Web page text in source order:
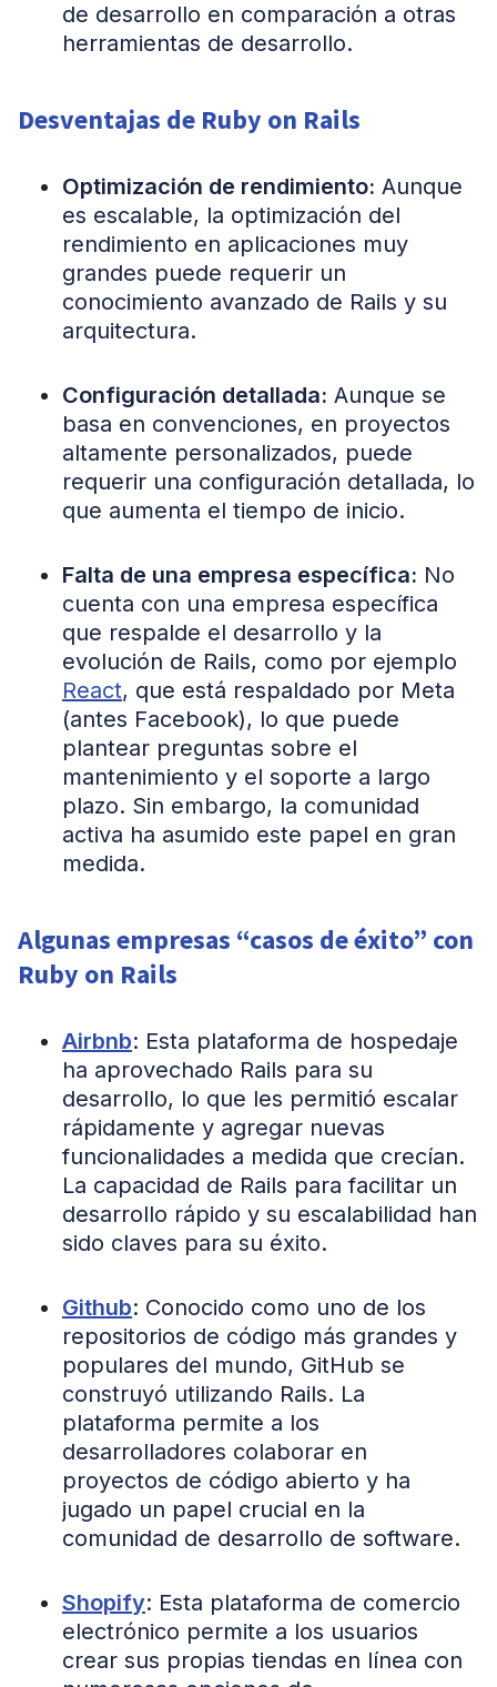
de desarrollo en comparación a otras
herramientas de desarrollo.
Desventajas de Ruby on Rails
Optimización de rendimiento: Aunque
es escalable, la optimización del
rendimiento en aplicaciones muy
grandes puede requerir un
conocimiento avanzado de Rails y su
arquitectura.
Configuración detallada: Aunque se
basa en convenciones, en proyectos
altamente personalizados, puede
requerir una configuración detallada, lo
que aumenta el tiempo de inicio.
Falta de una empresa específica: No
cuenta con una empresa específica
que respalde el desarrollo y la
evolución de Rails, como por ejemplo
React, que está respaldado por Meta
(antes Facebook), lo que puede
plantear preguntas sobre el
mantenimiento y el soporte a largo
plazo. Sin embargo, la comunidad
activa ha asumido este papel en gran
medida.
Algunas empresas “casos de éxito” con
Ruby on Rails
Airbnb: Esta plataforma de hospedaje
ha aprovechado Rails para su
desarrollo, lo que les permitió escalar
rápidamente y agregar nuevas
funcionalidades a medida que crecían.
La capacidad de Rails para facilitar un
desarrollo rápido y su escalabilidad han
sido claves para su éxito​​.
Github: Conocido como uno de los
repositorios de código más grandes y
populares del mundo, GitHub se
construyó utilizando Rails. La
plataforma permite a los
desarrolladores colaborar en
proyectos de código abierto y ha
jugado un papel crucial en la
comunidad de desarrollo de software​​.
Shopify: Esta plataforma de comercio
electrónico permite a los usuarios
crear sus propias tiendas en línea con